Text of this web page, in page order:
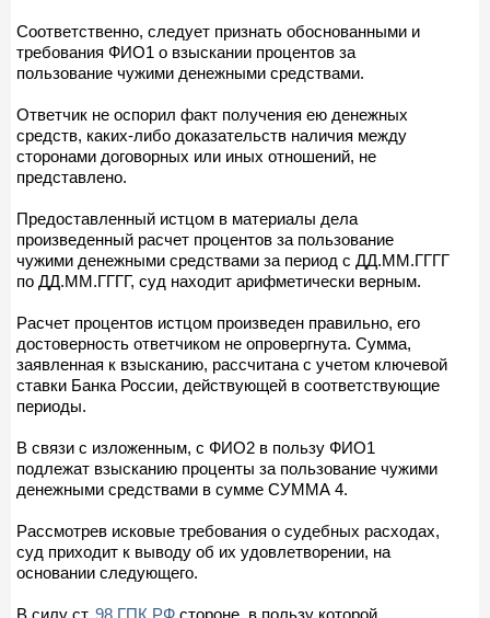
Соответственно, следует признать обоснованными и
требования ФИО1 о взыскании процентов за
пользование чужими денежными средствами.
Ответчик не оспорил факт получения ею денежных
средств, каких-либо доказательств наличия между
сторонами договорных или иных отношений, не
представлено.
Предоставленный истцом в материалы дела
произведенный расчет процентов за пользование
чужими денежными средствами за период с ДД.ММ.ГГГГ
по ДД.ММ.ГГГГ, суд находит арифметически верным.
Расчет процентов истцом произведен правильно, его
достоверность ответчиком не опровергнута. Сумма,
заявленная к взысканию, рассчитана с учетом ключевой
ставки Банка России, действующей в соответствующие
периоды.
В связи с изложенным, с ФИО2 в пользу ФИО1
подлежат взысканию проценты за пользование чужими
денежными средствами в сумме СУММА 4.
Рассмотрев исковые требования о судебных расходах,
суд приходит к выводу об их удовлетворении, на
основании следующего.
В силу ст. 98 ГПК РФ стороне, в пользу которой